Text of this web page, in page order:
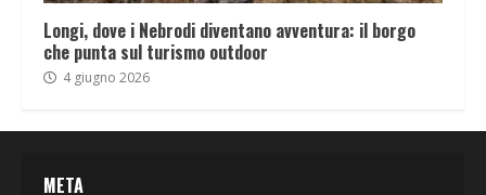
Longi, dove i Nebrodi diventano avventura: il borgo
che punta sul turismo outdoor
4 giugno 2026
META